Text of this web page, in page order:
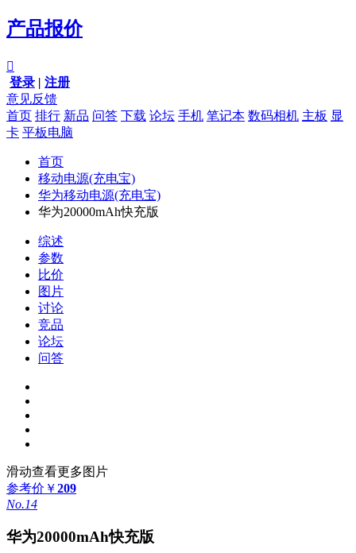
产品报价

登录 | 注册
意见反馈
首页 排行 新品 问答 下载 论坛 手机 笔记本 数码相机 主板 显
卡 平板电脑
首页
移动电源(充电宝)
华为移动电源(充电宝)
华为20000mAh快充版
综述
参数
比价
图片
讨论
竞品
论坛
问答
滑动查看更多图片
参考价 ￥209
No.14
华为20000mAh快充版